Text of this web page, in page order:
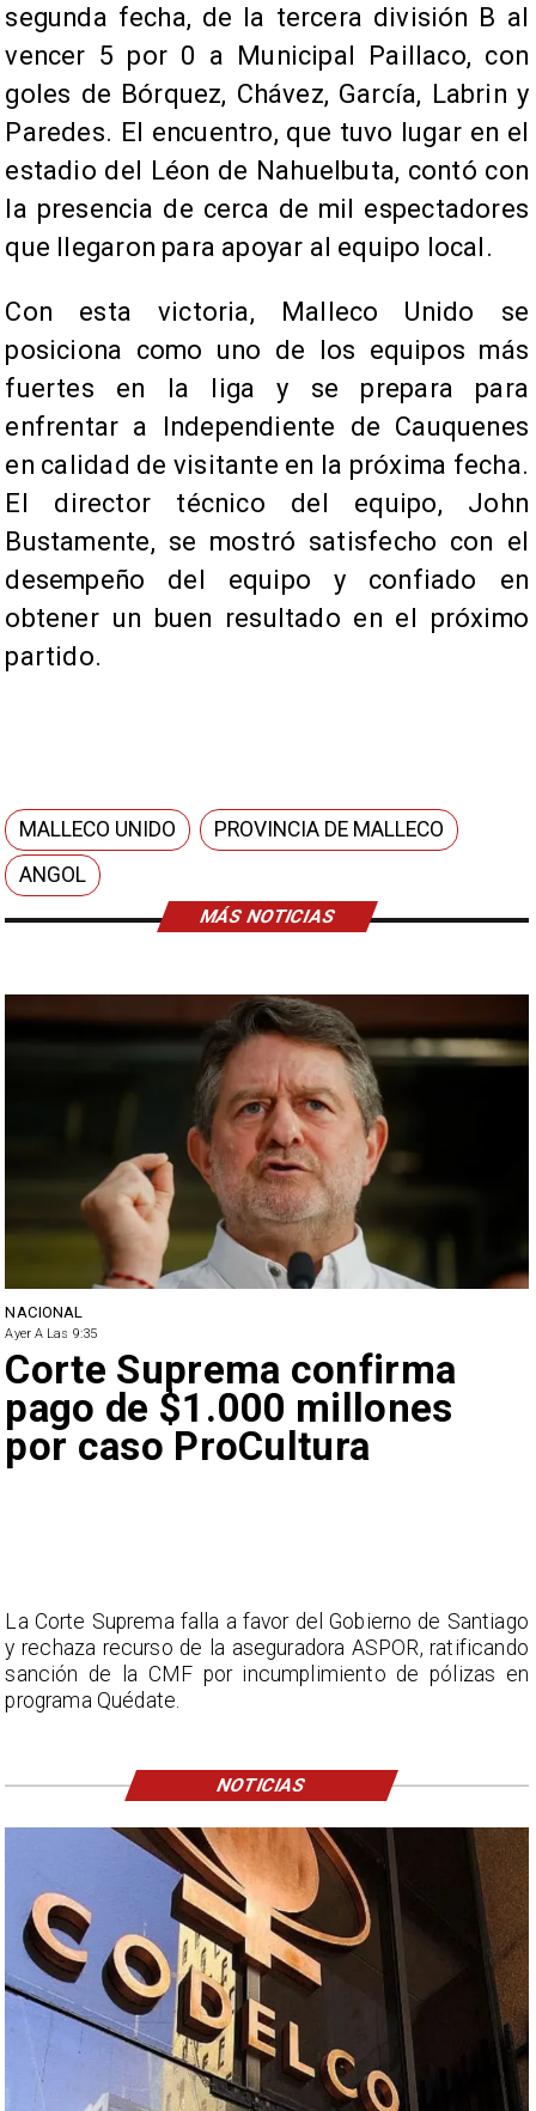
MÁS NOTICIAS
segunda fecha, de la tercera división B al
vencer 5 por 0 a Municipal Paillaco, con
goles de Bórquez, Chávez, García, Labrin y
Paredes. El encuentro, que tuvo lugar en el
estadio del Léon de Nahuelbuta, contó con
la presencia de cerca de mil espectadores
que llegaron para apoyar al equipo local.
Con esta victoria, Malleco Unido se
posiciona como uno de los equipos más
fuertes en la liga y se prepara para
enfrentar a Independiente de Cauquenes
en calidad de visitante en la próxima fecha.
El director técnico del equipo, John
Bustamente, se mostró satisfecho con el
desempeño del equipo y confiado en
obtener un buen resultado en el próximo
partido.
MALLECO UNIDO
PROVINCIA DE MALLECO
ANGOL
NACIONAL
Ayer A Las 9:35
Corte Suprema confirma
pago de $1.000 millones
por caso ProCultura
La Corte Suprema falla a favor del Gobierno de Santiago
y rechaza recurso de la aseguradora ASPOR, ratificando
sanción de la CMF por incumplimiento de pólizas en
programa Quédate.
NOTICIAS